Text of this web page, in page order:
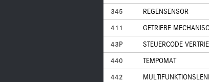
345
REGENSENSOR
411
GETRIEBE
43P
STEUERCODE
440
TEMPOMAT
442